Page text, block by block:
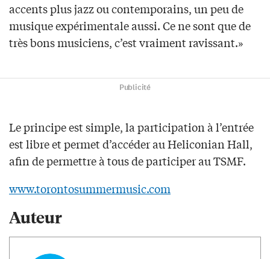
accents plus jazz ou contemporains, un peu de
musique expérimentale aussi. Ce ne sont que de
très bons musiciens, c’est vraiment ravissant.»
Publicité
Le principe est simple, la participation à l’entrée
est libre et permet d’accéder au Heliconian Hall,
afin de permettre à tous de participer au TSMF.
www.torontosummermusic.com
Auteur